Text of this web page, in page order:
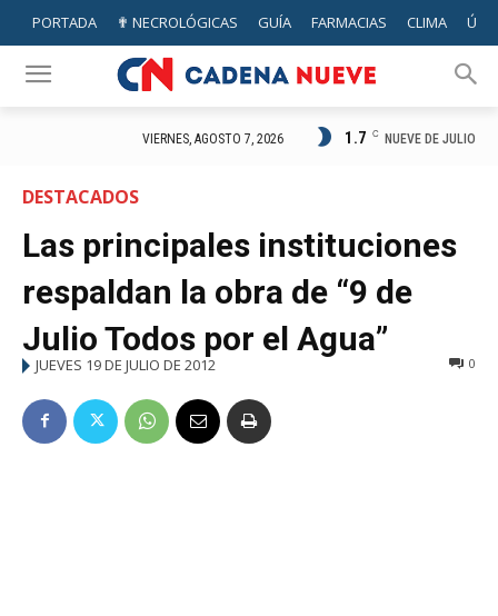
PORTADA ✟ NECROLÓGICAS GUÍA FARMACIAS CLIMA
VIERNES, AGOSTO 7, 2026 1.7 C NUEVE DE JULIO
DESTACADOS
Las principales instituciones
respaldan la obra de “9 de
Julio Todos por el Agua”
JUEVES 19 DE JULIO DE 2012 0